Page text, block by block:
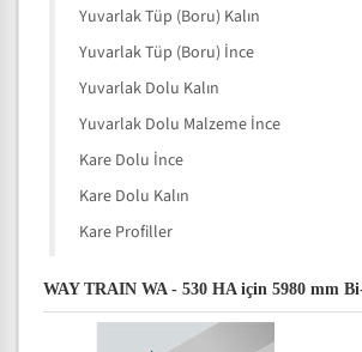
Yuvarlak Tüp (Boru) Kalın
Yuvarlak Tüp (Boru) İnce
Yuvarlak Dolu Kalın
Yuvarlak Dolu Malzeme İnce
Kare Dolu İnce
Kare Dolu Kalın
Kare Profiller
WAY TRAIN WA - 530 HA için 5980 mm